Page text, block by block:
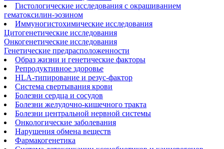
Гистологические исследования с окрашиванием
гематоксилин-эозином
Иммуногистохимические исследования
Цитогенетические исследования
Онкогенетические исследования
Генетические предрасположенности
Образ жизни и генетические факторы
Репродуктивное здоровье
HLA-типирование и резус-фактор
Система свертывания крови
Болезни сердца и сосудов
Болезни желудочно-кишечного тракта
Болезни центральной нервной системы
Онкологические заболевания
Нарушения обмена веществ
Фармакогенетика